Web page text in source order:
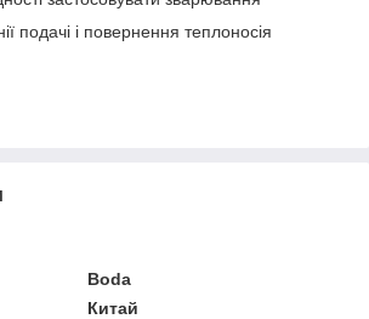
подачі і повернення теплоносія
Boda
Китай